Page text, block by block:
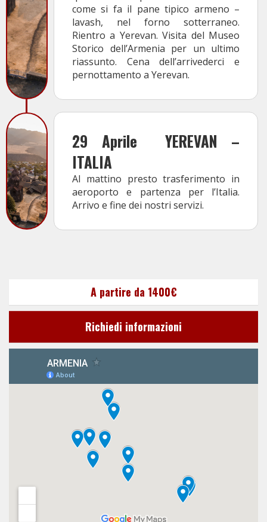
come si fa il pane tipico armeno –
lavash, nel forno sotterraneo.
Rientro a Yerevan. Visita del Museo
Storico dell’Armenia per un ultimo
riassunto. Cena dell’arrivederci e
pernottamento a Yerevan.
29 Aprile YEREVAN –
ITALIA
Al mattino presto trasferimento in
aeroporto e partenza per l’Italia.
Arrivo e fine dei nostri servizi.
A partire da 1400€
Richiedi informazioni